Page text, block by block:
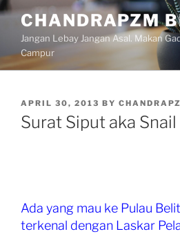
Skip
content
CHANDRAPZM
Jangan Lebay Jangan Asal. Makan
Campur
POSTED
ON
APRIL 30, 2013 BY
Surat Siput aka Snail
Ada yang mau ke Pulau
terkenal dengan Laskar